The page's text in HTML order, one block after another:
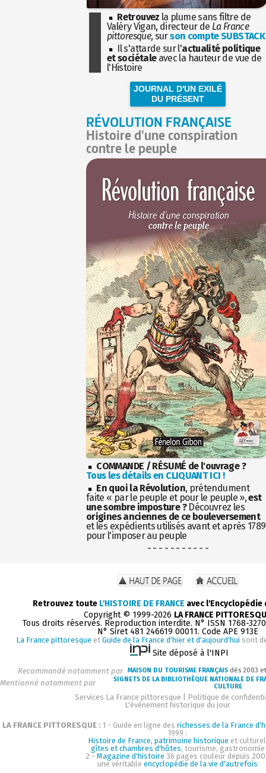
Retrouvez la plume sans filtre de
Valéry Vigan, directeur de La France
pittoresque, surson compte SUBSTACK
Il s'attarde sur l'actualité politique
et sociétaleavec la hauteur de vue de
l'Histoire
JOURNAL D'UN EXILÉ
DU PRÉSENT
RÉVOLUTION FRANÇAISE
Histoire d'une conspiration
contre le peuple
COMMANDE / RÉSUMÉ de l'ouvrage ?
Tous les détails en CLIQUANT ICI !
En quoi la Révolution, prétendument
faite « par le peuple et pour le peuple »,est
une sombre imposture ?Découvrez les
origines anciennes de ce bouleversement
et les expédients utilisés avant et après 1789
pour l'imposer au peuple
- - - - - - - - - - -
Retrouvez toute L'HISTOIRE DE FRANCE avec
Copyright © 1999-2026 LA FRANCE
Tous droits réservés. Reproduction interdite. N° ISSN 1768-
N° Siret 481 246619 00011. Code APE 913E
La France pittoresque et Guide de la France d'hier et d'aujourd'hui sont
Site déposé à l'INPI
Recommandé notamment par MAISON DU TOURISME FRANÇAIS dès 2003
Mentionné notamment par
SIGNETS DE LA BIBLIOTHÈQUE NATIONALE DE
CULTURE
Services La France pittoresque
Politique de
L'événement historique du jour
LA FRANCE PITTORESQUE : 1 - Guide en ligne des richesses de la France
1999 :
Histoire de France, patrimoine historique et
gîtes et chambres d'hôtes, tourisme, gastronomie
2 - Magazine d'histoire 36 pages couleur depuis
une véritableencyclopédie de la vie d'autrefois